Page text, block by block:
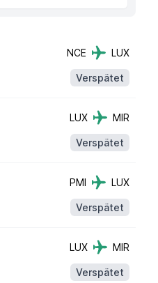
NCE LUX
Verspätet
LUX MIR
Verspätet
PMI LUX
Verspätet
LUX MIR
Verspätet